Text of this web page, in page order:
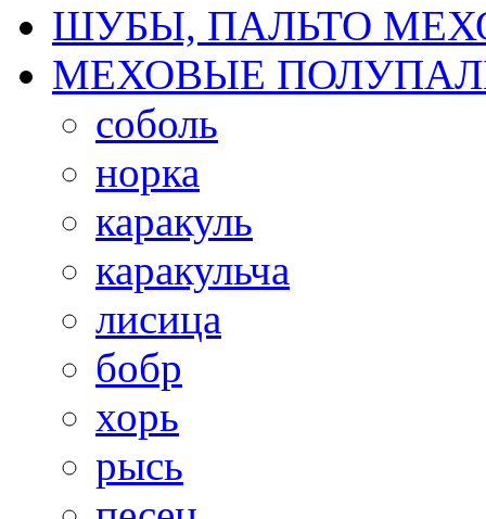
ШУБЫ, ПАЛЬТО
МЕХОВЫЕ
соболь
норка
каракуль
каракульча
лисица
бобр
хорь
рысь